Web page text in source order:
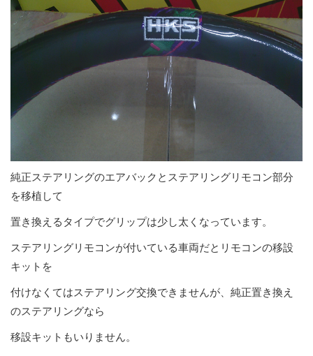
純正ステアリングのエアバックとステアリングリモコン部分
を移植して
置き換えるタイプでグリップは少し太くなっています。
ステアリングリモコンが付いている車両だとリモコンの移設
キットを
付けなくてはステアリング交換できませんが、純正置き換え
のステアリングなら
移設キットもいりません。